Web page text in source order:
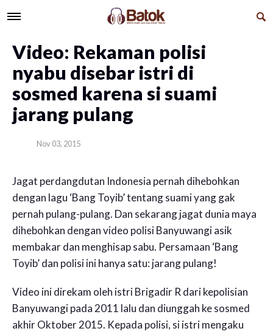
Video: Rekaman polisi
nyabu disebar istri di
sosmed karena si suami
jarang pulang
Nov 03, 2015
Jagat perdangdutan Indonesia pernah dihebohkan
dengan lagu ‘Bang Toyib’ tentang suami yang gak
pernah pulang-pulang. Dan sekarang jagat dunia maya
dihebohkan dengan video polisi Banyuwangi asik
membakar dan menghisap sabu. Persamaan ‘Bang
Toyib’ dan polisi ini hanya satu: jarang pulang!
Video ini direkam oleh istri Brigadir R dari kepolisian
Banyuwangi pada 2011 lalu dan diunggah ke sosmed
akhir Oktober 2015. Kepada polisi, si istri mengaku